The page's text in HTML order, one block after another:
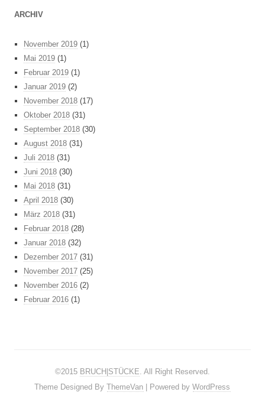
ARCHIV
November 2019 (1)
Mai 2019 (1)
Februar 2019 (1)
Januar 2019 (2)
November 2018 (17)
Oktober 2018 (31)
September 2018 (30)
August 2018 (31)
Juli 2018 (31)
Juni 2018 (30)
Mai 2018 (31)
April 2018 (30)
März 2018 (31)
Februar 2018 (28)
Januar 2018 (32)
Dezember 2017 (31)
November 2017 (25)
November 2016 (2)
Februar 2016 (1)
©2015 BRUCH|STÜCKE. All Right Reserved.
Theme Designed ByThemeVan | Powered byWordPress